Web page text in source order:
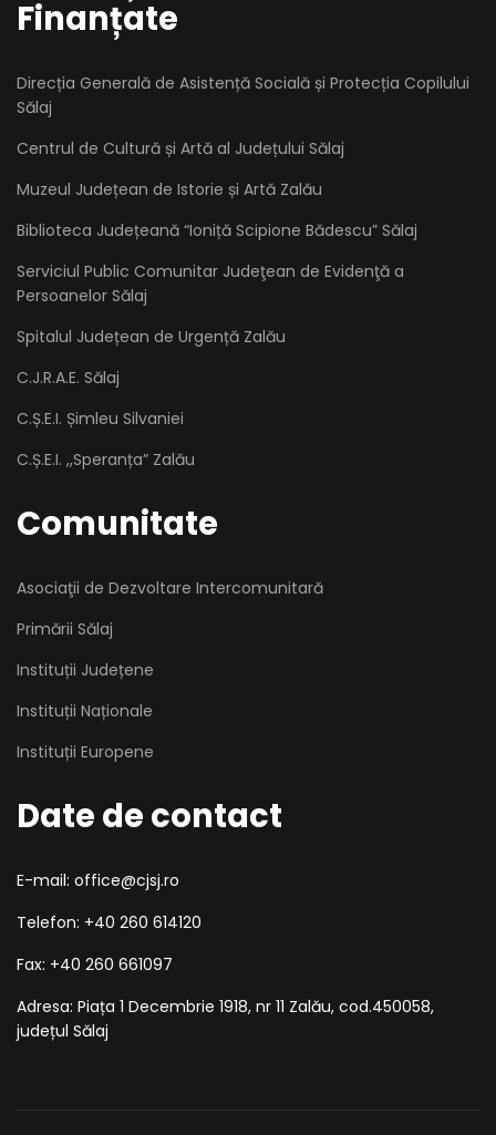
Finanțate
Direcția Generală de Asistență Socială și Protecția Copilului
Sălaj
Centrul de Cultură și Artă al Județului Sălaj
Muzeul Județean de Istorie și Artă Zalău
Biblioteca Județeană “Ioniță Scipione Bădescu” Sălaj
Serviciul Public Comunitar Judeţean de Evidenţă a
Persoanelor Sălaj
Spitalul Județean de Urgență Zalău
C.J.R.A.E. Sălaj
C.Ș.E.I. Șimleu Silvaniei
C.Ș.E.I. ,,Speranța” Zalău
Comunitate
Asociaţii de Dezvoltare Intercomunitară
Primării Sălaj
Instituții Județene
Instituții Naționale
Instituții Europene
Date de contact
E-mail: office@cjsj.ro
Telefon: +40 260 614120
Fax: +40 260 661097
Adresa: Piața 1 Decembrie 1918, nr 11 Zalău, cod.450058,
județul Sălaj